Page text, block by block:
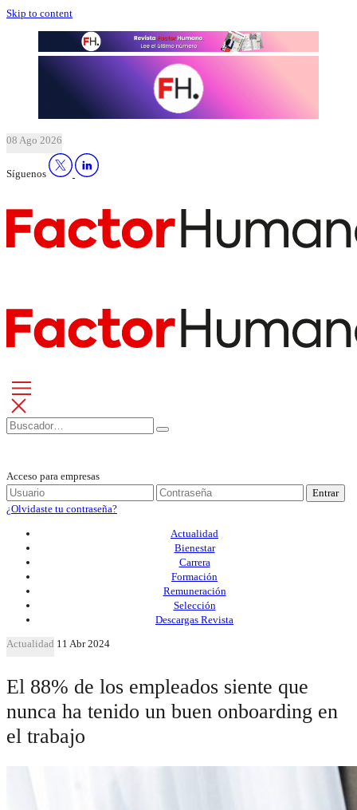
Skip to content
08 Ago 2026
Síguenos
Acceso para empresas
Entrar
¿Olvidaste tu contraseña?
Actualidad
Bienestar
Carrera
Formación
Remuneración
Selección
Descargas Revista
Actualidad 11 Abr 2024
El 88% de los empleados siente que
nunca ha tenido un buen onboarding en
el trabajo